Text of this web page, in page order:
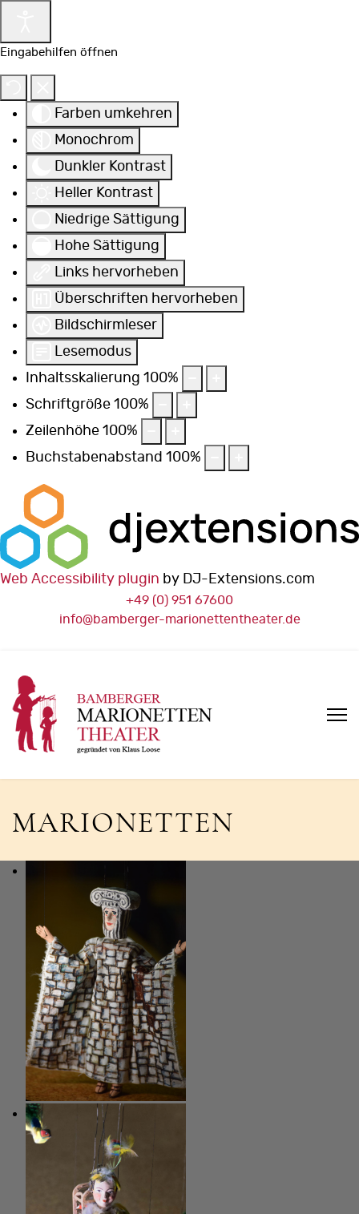
Eingabehilfen öffnen
Farben umkehren
Monochrom
Dunkler Kontrast
Heller Kontrast
Niedrige Sättigung
Hohe Sättigung
Links hervorheben
Überschriften hervorheben
Bildschirmleser
Lesemodus
Inhaltsskalierung 100%
Schriftgröße 100%
Zeilenhöhe 100%
Buchstabenabstand 100%
Web Accessibility plugin by DJ-Extensions.com
+49 (0) 951 67600
info@bamberger-marionettentheater.de
MARIONETTEN